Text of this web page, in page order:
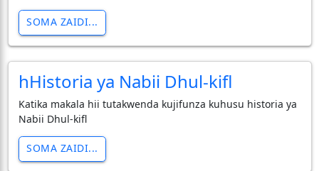
SOMA ZAIDI...
hHistoria ya Nabii Dhul-kifl
Katika makala hii tutakwenda kujifunza kuhusu historia ya
Nabii Dhul-kifl
SOMA ZAIDI...